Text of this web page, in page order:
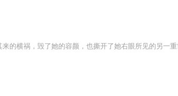
的横祸，毁了她的容颜，也撕开了她右眼所见的另一